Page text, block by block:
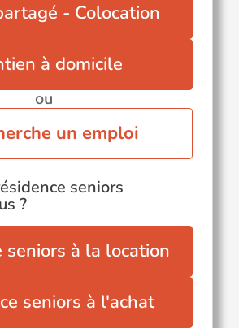
- Colocation
à domicile
ou
un emploi
seniors
?
seniors à la location
seniors à l'achat